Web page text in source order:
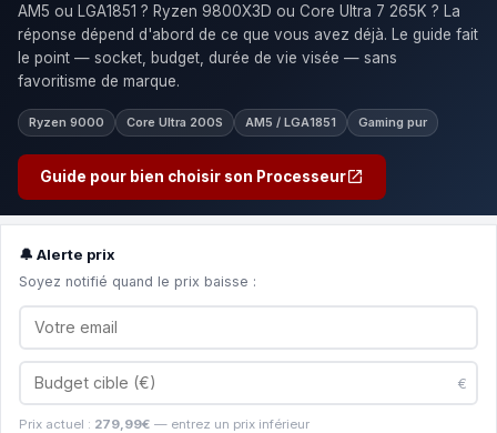
AM5 ou LGA1851 ? Ryzen 9800X3D ou Core Ultra 7 265K ? La
réponse dépend d'abord de ce que vous avez déjà. Le guide fait
le point — socket, budget, durée de vie visée — sans
favoritisme de marque.
Ryzen 9000 Core Ultra 200S AM5 / LGA1851 Gaming pur
Guide pour bien choisir son Processeur
🔔 Alerte prix
Soyez notifié quand le prix baisse :
€
Prix actuel : 279,99€ — entrez un prix inférieur